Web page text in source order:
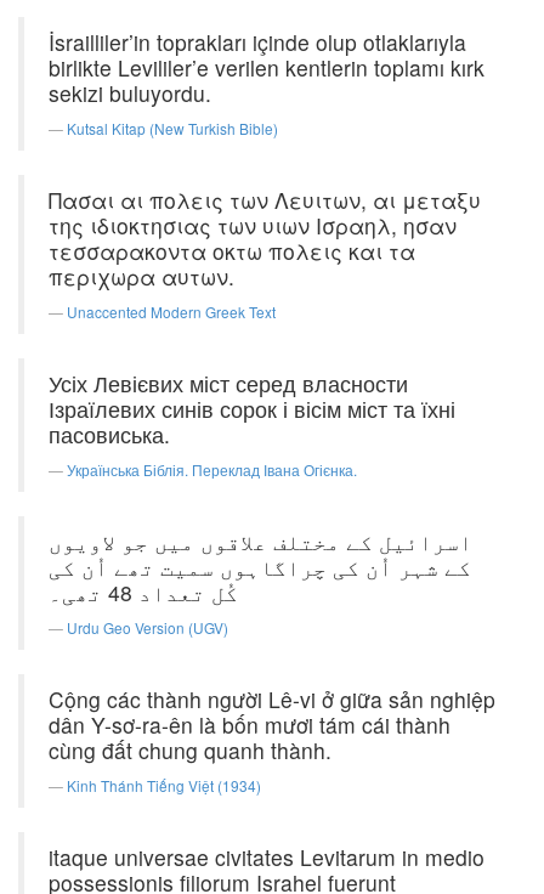
İsrailliler’in toprakları içinde olup otlaklarıyla
birlikte Levililer’e verilen kentlerin toplamı kırk
sekizi buluyordu.
Kutsal Kitap (New Turkish Bible)
Πασαι αι πολεις των Λευιτων, αι μεταξυ
της ιδιοκτησιας των υιων Ισραηλ, ησαν
τεσσαρακοντα οκτω πολεις και τα
περιχωρα αυτων.
Unaccented Modern Greek Text
Усіх Левієвих міст серед власности
Ізраїлевих синів сорок і вісім міст та їхні
пасовиська.
Українська Біблія. Переклад Івана Огієнка.
اسرائیل کے مختلف علاقوں میں جو لاویوں
کے شہر اُن کی چراگاہوں سمیت تھے اُن کی
کُل تعداد 48 تھی۔
Urdu Geo Version (UGV)
Cộng các thành người Lê-vi ở giữa sản nghiệp
dân Y-sơ-ra-ên là bốn mươi tám cái thành
cùng đất chung quanh thành.
Kinh Thánh Tiếng Việt (1934)
itaque universae civitates Levitarum in medio
possessionis filiorum Israhel fuerunt